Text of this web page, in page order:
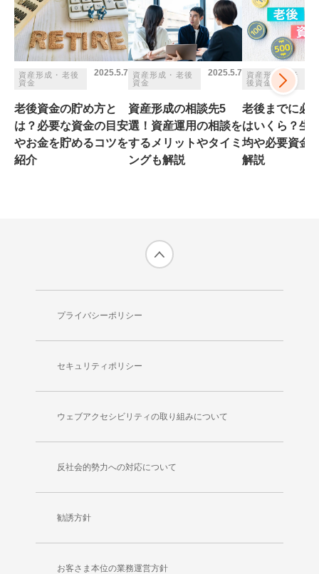
資産形成・老後
資金
2025.5.7
老後資金の貯め方と
は？必要な資金の目安
やお金を貯めるコツを
紹介
資産形成・老後
資金
2025.5.7
資産形成の相談先5
選！資産運用の相談を
するメリットやタイミ
ングも解説
資産形成・老
後資金
老後までに必
はいくら？生
均や必要資金
解説
プライバシーポリシー
セキュリティポリシー
ウェブアクセシビリティの取り組みについて
反社会的勢力への対応について
勧誘方針
お客さま本位の業務運営方針